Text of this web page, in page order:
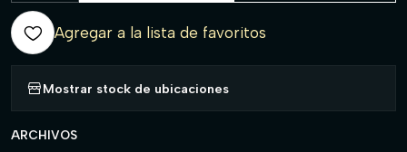
Agregar a la lista de favoritos
Mostrar stock de ubicaciones
ARCHIVOS